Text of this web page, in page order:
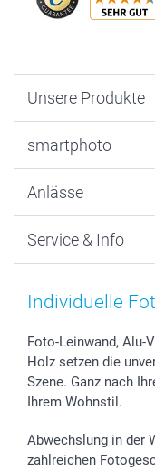
Unsere Produkte
Fotogeschenke
MyNameBook
Fotoabzüge, Fotos
Zubehör & Material
Sticker & Etiketten
Geschenk-
smartphoto
Warum smartphoto
Datenschutz
AGB
Presse
Partnerprogramme
Investor Relations
Widerrufsrecht
Anlässe
Neujahr
Muttertag
Kommunion &
Hochzeit
Geburtstag
Zu allen Anlässen
Service & Info
Anmelden /
Lieferfristen
72h Lieferung
Status der Bestellung
smartfriends
Individuelle
Foto-Leinwand, Alu-
Holz setzen die
Szene. Ganz nach
Ihrem Wohnstil.
Abwechslung in der
zahlreichen